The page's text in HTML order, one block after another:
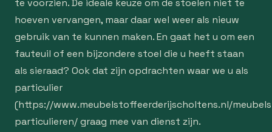
te voorzien. De ideale keuze om de stoelen niet te
hoeven vervangen, maar daar wel weer als nieuw
gebruik van te kunnen maken. En gaat het u om een
fauteuil of een bijzondere stoel die u heeft staan
als sieraad? Ook dat zijn opdrachten waar we u als
particulier
(https://www.meubelstoffeerderijscholtens.nl/
particulieren/ graag mee van dienst zijn.